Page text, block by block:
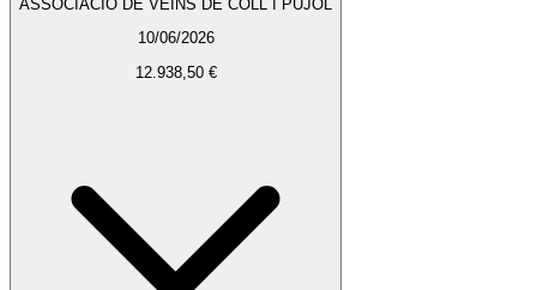
ASSOCIACIO DE VEINS DE COLL I PUJOL
10/06/2026
12.938,50 €